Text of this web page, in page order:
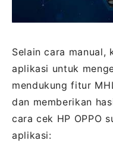
Selain cara manual,
aplikasi untuk
mendukung fitur
dan memberikan
cara cek HP OPPO
aplikasi: